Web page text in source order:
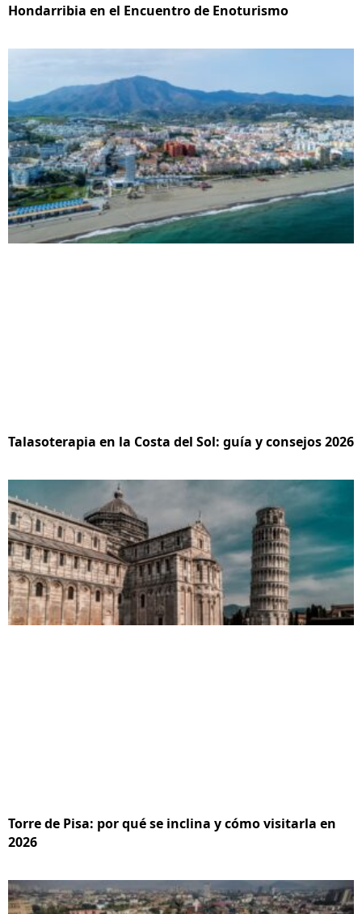
Hondarribia en el Encuentro de Enoturismo
Talasoterapia en la Costa del Sol: guía y consejos 2026
Torre de Pisa: por qué se inclina y cómo visitarla en
2026